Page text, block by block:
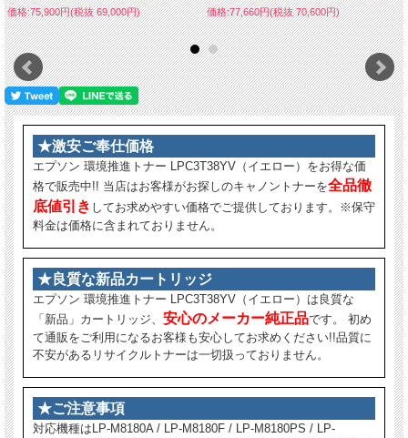
価格:75,900円(税抜 69,000円) 価格:77,660円(税抜 70,600円)
★激安ご奉仕価格
エプソン 環境推進トナー LPC3T38YV（イエロー）をお得な価
格で販売中!! 当店はお客様がお探しのキャノントナーを全品徹
底値引き してお求めやすい価格でご提供しております。※保守
料金は価格に含まれておりません。
★良質な新品カートリッジ
エプソン 環境推進トナー LPC3T38YV（イエロー）は良質な
「新品」カートリッジ、 安心のメーカー純正品です。 初め
て通販をご利用になるお客様も安心してお求めください!!品質に
不安があるリサイクルトナーは一切扱っておりません。
★ご注意事項
対応機種はLP-M8180A / LP-M8180F / LP-M8180PS / LP-